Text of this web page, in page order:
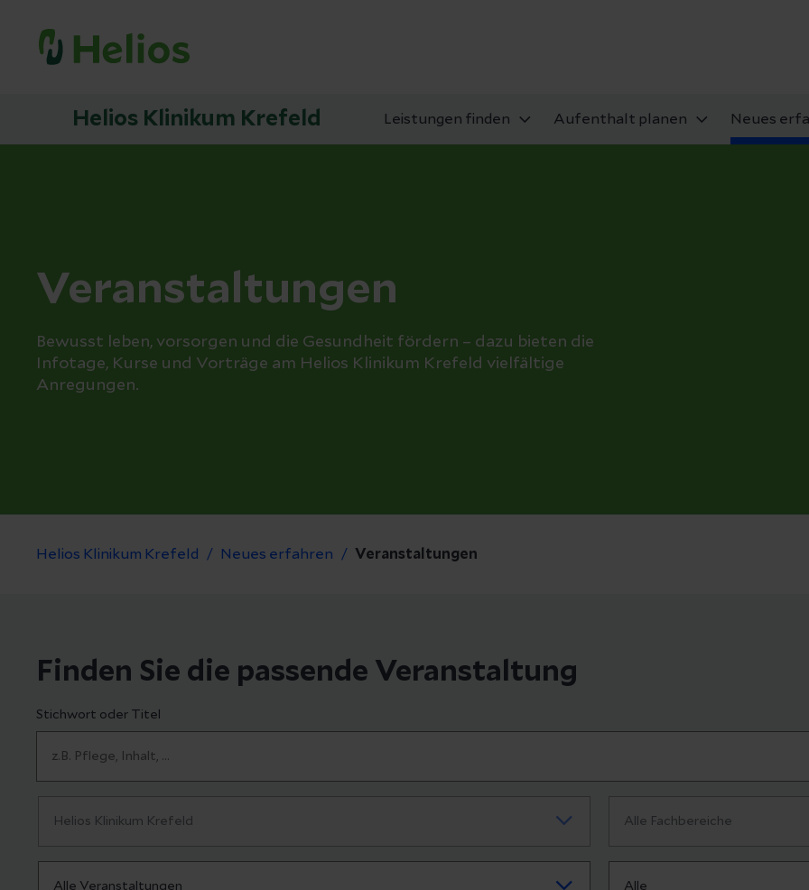
Helios Klinikum Krefeld Leistungen finden Aufenthalt planen Neues
Veranstaltungen
Bewusst leben, vorsorgen und die Gesundheit fördern – dazu bieten die
Infotage, Kurse und Vorträge am Helios Klinikum Krefeld vielfältige
Anregungen.
Helios Klinikum Krefeld Neues erfahren Veranstaltungen
Finden Sie die passende Veranstaltung
Stichwort oder Titel